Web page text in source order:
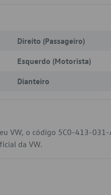
Direito (Passageiro)
Esquerdo (Motorista)
Dianteiro
VW, o código 5C0-413-031-
da VW.